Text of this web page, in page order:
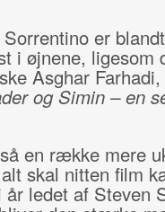
er
i øjnene, ligesom
Asghar
og Simin – en
en række mere
skal nitten film
ledet af Steven